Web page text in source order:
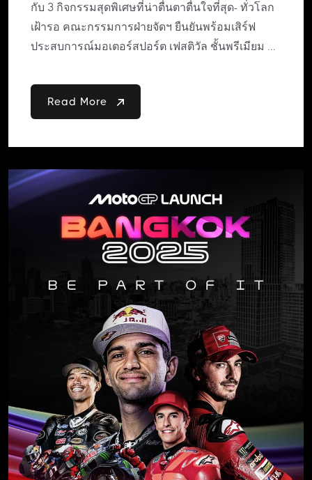
กับ 3 กิจกรรมสุดพิเศษที่น่าตื่นตาตื่นใจที่สุด- ทั่วโลก
เฝ้ารอ คณะกรรมการฝ่ายจัดฯ ยืนยันพร้อมเสิร์ฟ
ประสบการณ์มอเตอร์สปอร์ต เฟสติวัล ชั้นพรีเมียม ...
Read More